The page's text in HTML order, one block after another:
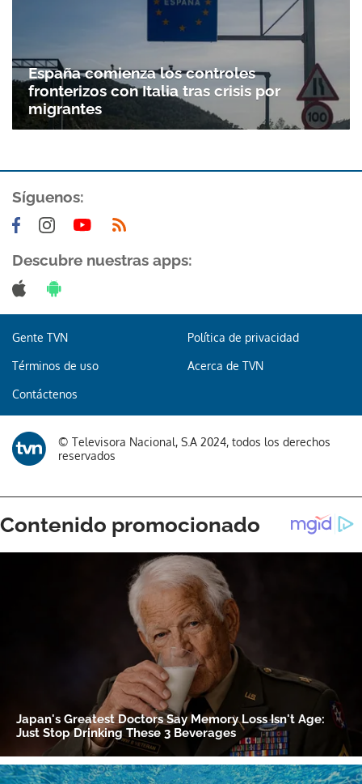
Gracias por suscribirte a nuestro boletín.
ACEPTAR
España comienza los controles
fronterizos con Italia tras crisis por
migrantes
Síguenos:
Descubre nuestras apps:
Gente TVN Política de privacidad
Términos de uso Acerca de TVN
Contáctenos
© Televisora Nacional, S.A 2024, todos los derechos
reservados